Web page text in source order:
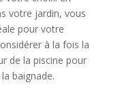
votre jardin, vous
pour votre
à la fois la
de la piscine pour
baignade.